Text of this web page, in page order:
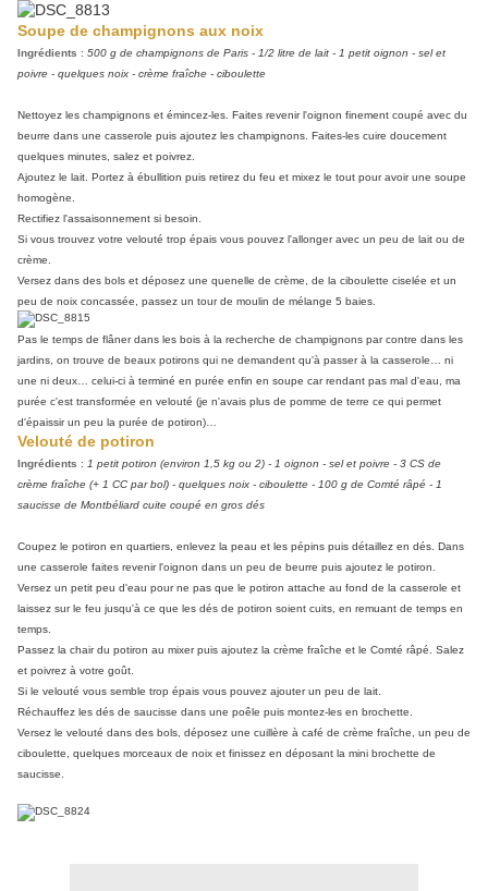
Soupe de champignons aux noix
Ingrédients : 500 g de champignons de Paris - 1/2 litre de lait - 1 petit oignon - sel et
poivre - quelques noix - crème fraîche - ciboulette
Nettoyez les champignons et émincez-les. Faites revenir l'oignon finement coupé avec du
beurre dans une casserole puis ajoutez les champignons. Faites-les cuire doucement
quelques minutes, salez et poivrez.
Ajoutez le lait. Portez à ébullition puis retirez du feu et mixez le tout pour avoir une soupe
homogène.
Rectifiez l'assaisonnement si besoin.
Si vous trouvez votre velouté trop épais vous pouvez l'allonger avec un peu de lait ou de
crème.
Versez dans des bols et déposez une quenelle de crème, de la ciboulette ciselée et un
peu de noix concassée, passez un tour de moulin de mélange 5 baies.
Pas le temps de flâner dans les bois à la recherche de champignons par contre dans les
jardins, on trouve de beaux potirons qui ne demandent qu'à passer à la casserole… ni
une ni deux… celui-ci à terminé en purée enfin en soupe car rendant pas mal d'eau, ma
purée c'est transformée en velouté (je n'avais plus de pomme de terre ce qui permet
d'épaissir un peu la purée de potiron)…
Velouté de potiron
Ingrédients : 1 petit potiron (environ 1,5 kg ou 2) - 1 oignon - sel et poivre - 3 CS de
crème fraîche (+ 1 CC par bol) - quelques noix - ciboulette - 100 g de Comté râpé - 1
saucisse de Montbéliard cuite coupé en gros dés
Coupez le potiron en quartiers, enlevez la peau et les pépins puis détaillez en dés. Dans
une casserole faites revenir l'oignon dans un peu de beurre puis ajoutez le potiron.
Versez un petit peu d'eau pour ne pas que le potiron attache au fond de la casserole et
laissez sur le feu jusqu'à ce que les dés de potiron soient cuits, en remuant de temps en
temps.
Passez la chair du potiron au mixer puis ajoutez la crème fraîche et le Comté râpé. Salez
et poivrez à votre goût.
Si le velouté vous semble trop épais vous pouvez ajouter un peu de lait.
Réchauffez les dés de saucisse dans une poêle puis montez-les en brochette.
Versez le velouté dans des bols, déposez une cuillère à café de crème fraîche, un peu de
ciboulette, quelques morceaux de noix et finissez en déposant la mini brochette de
saucisse.